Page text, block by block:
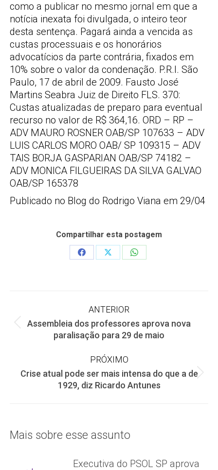
como a publicar no mesmo jornal em que a
notícia inexata foi divulgada, o inteiro teor
desta sentença. Pagará ainda a vencida as
custas processuais e os honorários
advocatícios da parte contrária, fixados em
10% sobre o valor da condenação. P.R.I. São
Paulo, 17 de abril de 2009. Fausto José
Martins Seabra Juiz de Direito FLS. 370:
Custas atualizadas de preparo para eventual
recurso no valor de R$ 364,16. ORD – RP –
ADV MAURO ROSNER OAB/SP 107633 – ADV
LUIS CARLOS MORO OAB/ SP 109315 – ADV
TAIS BORJA GASPARIAN OAB/SP 74182 –
ADV MONICA FILGUEIRAS DA SILVA GALVAO
OAB/SP 165378
Publicado no Blog do Rodrigo Viana em 29/04
Compartilhar esta postagem
Share
Share
Share
Navegação
de
ANTERIOR
Post
anterior:
Assembleia dos professores aprova nova
paralisação para 29 de maio
PRÓXIMO
Próximo
post:
Crise atual pode ser mais intensa do que a de
1929, diz Ricardo Antunes
Mais sobre esse assunto
Executiva do PSOL SP aprova